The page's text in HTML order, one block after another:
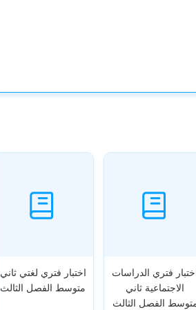
فتري الدراسات
الاجتماعية ثاني
الفصل الثالث
اختبار فتري لغتي ثاني
متوسط الفصل الثالث